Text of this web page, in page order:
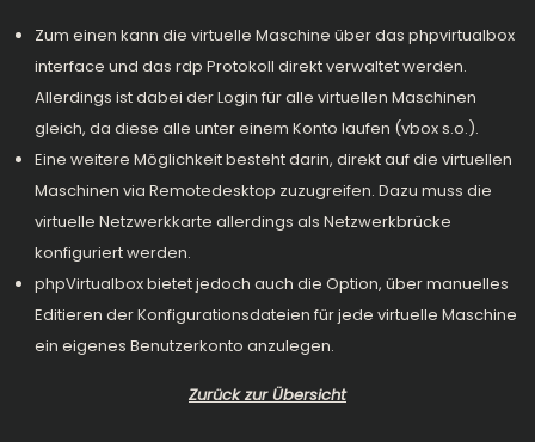
Zum einen kann die virtuelle Maschine über das phpvirtualbox
interface und das rdp Protokoll direkt verwaltet werden.
Allerdings ist dabei der Login für alle virtuellen Maschinen
gleich, da diese alle unter einem Konto laufen (vbox s.o.).
Eine weitere Möglichkeit besteht darin, direkt auf die virtuellen
Maschinen via Remotedesktop zuzugreifen. Dazu muss die
virtuelle Netzwerkkarte allerdings als Netzwerkbrücke
konfiguriert werden.
phpVirtualbox bietet jedoch auch die Option, über manuelles
Editieren der Konfigurationsdateien für jede virtuelle Maschine
ein eigenes Benutzerkonto anzulegen.
Zurück zur Übersicht